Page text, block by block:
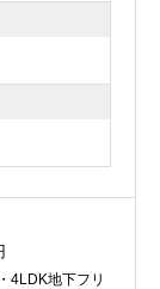
4LDK地下フリ